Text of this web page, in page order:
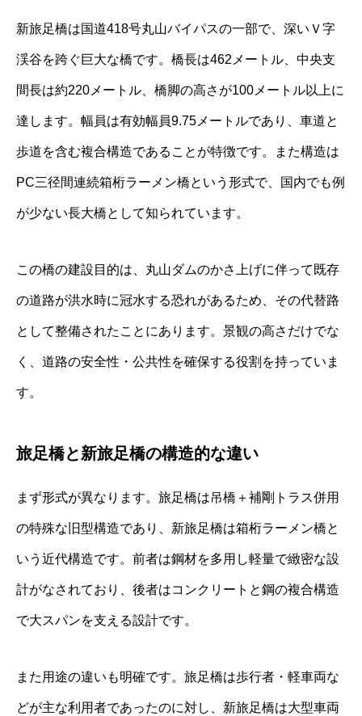
新旅足橋は国道418号丸山バイパスの一部で、深いＶ字
渓谷を跨ぐ巨大な橋です。橋長は462メートル、中央支
間長は約220メートル、橋脚の高さが100メートル以上に
達します。幅員は有効幅員9.75メートルであり、車道と
歩道を含む複合構造であることが特徴です。また構造は
PC三径間連続箱桁ラーメン橋という形式で、国内でも例
が少ない長大橋として知られています。
この橋の建設目的は、丸山ダムのかさ上げに伴って既存
の道路が洪水時に冠水する恐れがあるため、その代替路
として整備されたことにあります。景観の高さだけでな
く、道路の安全性・公共性を確保する役割を持っていま
す。
旅足橋と新旅足橋の構造的な違い
まず形式が異なります。旅足橋は吊橋＋補剛トラス併用
の特殊な旧型構造であり、新旅足橋は箱桁ラーメン橋と
いう近代構造です。前者は鋼材を多用し軽量で緻密な設
計がなされており、後者はコンクリートと鋼の複合構造
で大スパンを支える設計です。
また用途の違いも明確です。旅足橋は歩行者・軽車両な
どが主な利用者であったのに対し、新旅足橋は大型車両